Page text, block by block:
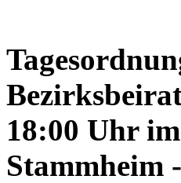
18:00 Uhr
Stammheim